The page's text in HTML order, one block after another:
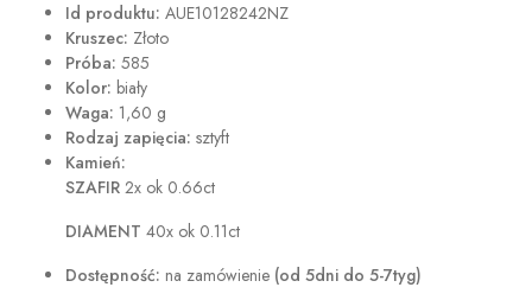
Id produktu: AUE10128242NZ
Kruszec: Złoto
Próba: 585
Kolor: biały
Waga: 1,60 g
Rodzaj zapięcia: sztyft
Kamień:
SZAFIR 2x ok 0.66ct
DIAMENT 40x ok 0.11ct
Dostępność: na zamówienie (od 5dni do 5-7tyg)